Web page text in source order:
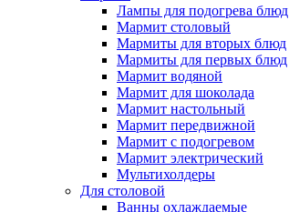
Лампы для подогрева блюд
Мармит столовый
Мармиты для вторых блюд
Мармиты для первых блюд
Мармит водяной
Мармит для шоколада
Мармит настольный
Мармит передвижной
Мармит с подогревом
Мармит электрический
Мультихолдеры
Для столовой
Ванны охлаждаемые